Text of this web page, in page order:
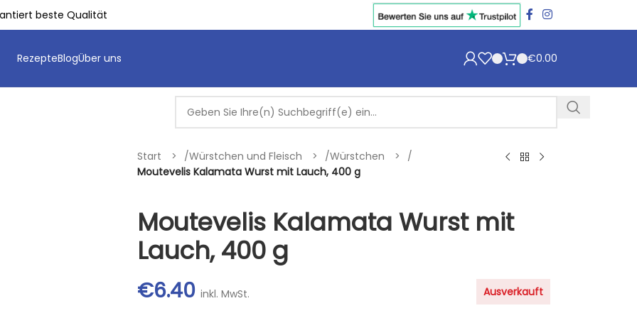
beste Qualität
RezepteBlogÜber uns €0.00
Start /Würstchen und Fleisch /Würstchen
/
Moutevelis Kalamata Wurst mit Lauch, 400 g
Moutevelis Kalamata Wurst mit
Lauch, 400 g
€6.40 inkl. MwSt. Ausverkauft